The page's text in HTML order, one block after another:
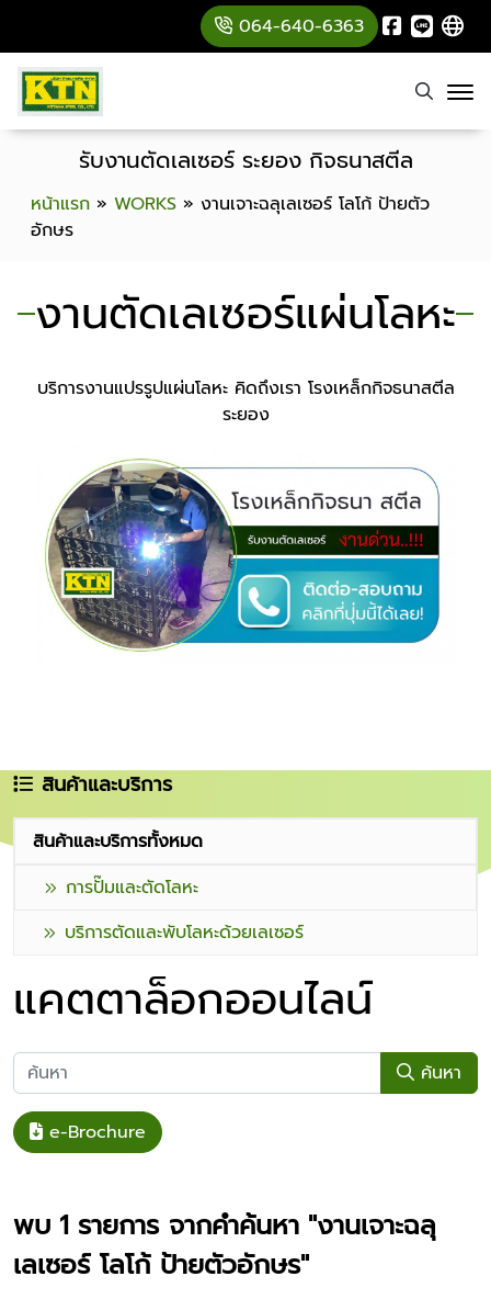
064-640-6363
หน้าแรก » WORKS » งานเจาะฉลุเลเซอร์ โลโก้ ป้ายตัว
อักษร
รับงานตัดเลเซอร์ ระยอง กิจธนาสตีล
งานตัดเลเซอร์แผ่นโลหะ
บริการงานแปรรูปแผ่นโลหะ คิดถึงเรา โรงเหล็กกิจธนาสตีล
ระยอง
สินค้าและบริการ
สินค้าและบริการทั้งหมด
การปั๊มและตัดโลหะ
บริการตัดและพับโลหะด้วยเลเซอร์
แคตตาล็อกออนไลน์
ค้นหา
e-Brochure
พบ 1 รายการ จากคำค้นหา "งานเจาะฉลุ
เลเซอร์ โลโก้ ป้ายตัวอักษร"